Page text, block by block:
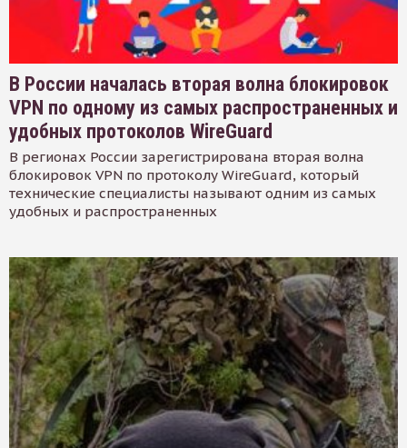
В России началась вторая волна блокировок
VPN по одному из самых распространенных и
удобных протоколов WireGuard
В регионах России зарегистрирована вторая волна
блокировок VPN по протоколу WireGuard, который
технические специалисты называют одним из самых
удобных и распространенных